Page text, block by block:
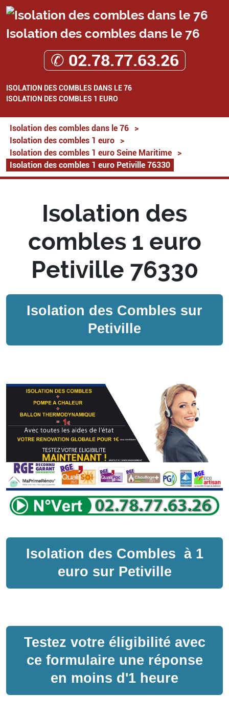
Isolation des combles dans le 76
✆ 02.78.77.63.26
ISOLATION DES COMBLES DANS LE 76
ISOLATION DES COMBLES 1 EURO
Isolation des combles dans le 76
>
Isolation des combles 1 euro
>
Isolation des combles 1 euro Seine Maritime
>
Isolation des combles 1 euro Petiville 76330
Isolation des
combles 1 euro
Petiville 76330
Isolation des Combles sur
Petiville
Isolation des Combles à 1
euro sur Petiville
Testez votre éligibilité avec
ce formulaire une réponse
en moins d'1 heure